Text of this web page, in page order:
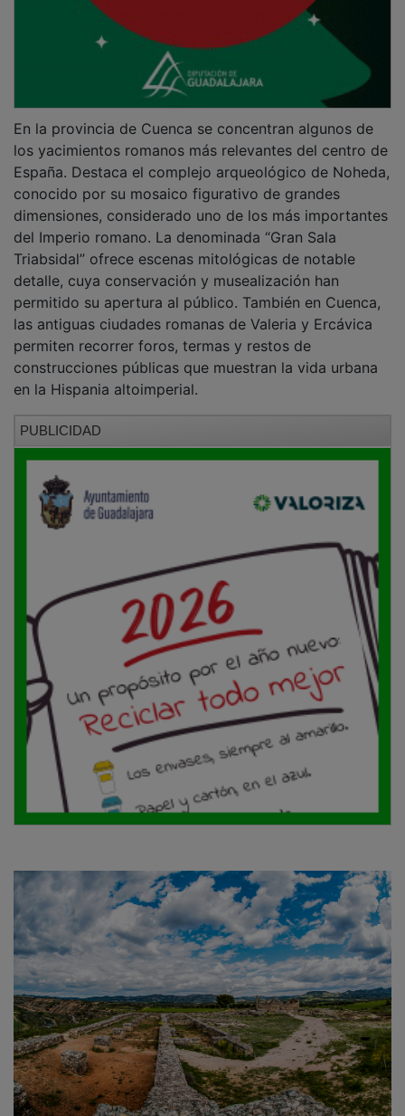
los yacimientos romanos más relevantes del centro de
España. Destaca el complejo arqueológico de Noheda,
conocido por su mosaico figurativo de grandes
dimensiones, considerado uno de los más importantes
del Imperio romano. La denominada “Gran Sala
Triabsidal” ofrece escenas mitológicas de notable
detalle, cuya conservación y musealización han
permitido su apertura al público. También en Cuenca,
las antiguas ciudades romanas de Valeria y Ercávica
permiten recorrer foros, termas y restos de
construcciones públicas que muestran la vida urbana
en la Hispania altoimperial.